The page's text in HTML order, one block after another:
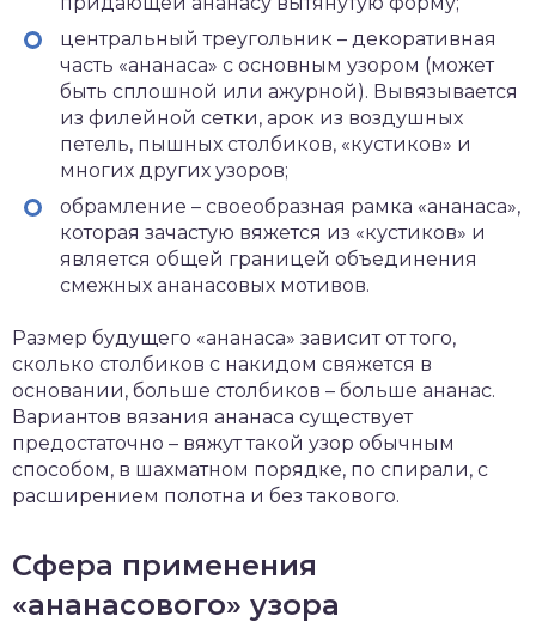
центральный треугольник – декоративная
часть «ананаса» с основным узором (может
быть сплошной или ажурной). Вывязывается
из филейной сетки, арок из воздушных
петель, пышных столбиков, «кустиков» и
многих других узоров;
обрамление – своеобразная рамка «ананаса»,
которая зачастую вяжется из «кустиков» и
является общей границей объединения
смежных ананасовых мотивов.
Размер будущего «ананаса» зависит от того,
сколько столбиков с накидом свяжется в
основании, больше столбиков – больше ананас.
Вариантов вязания ананаса существует
предостаточно – вяжут такой узор обычным
способом, в шахматном порядке, по спирали, с
расширением полотна и без такового.
Сфера применения
«ананасового» узора